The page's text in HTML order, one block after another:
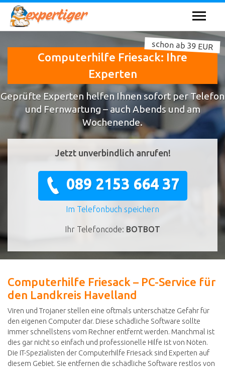
Computerhilfe Friesack: Ihre
Experten
schon ab 39 EUR
Geprüfte Experten helfen Ihnen sofort per Telefon
und Fernwartung – auch Abends und am
Wochenende.
Jetzt unverbindlich anrufen!
089 2153 664 37
Im Telefonbuch speichern
Ihr Telefoncode: BOTBOT
Computerhilfe Friesack – PC-Service für
den Landkreis Havelland
Viren und Trojaner stellen eine oftmals unterschätze Gefahr für
den eigenen Computer dar. Diese schädliche Software sollte
immer schnellstens vom Rechner entfernt werden. Manchmal ist
dies gar nicht so einfach und professionelle Hilfe ist von Nöten.
Die IT-Spezialisten der Computerhilfe Friesack sind Experten auf
diesem Gebiet. Sie entfernen die schädliche Software restlos von